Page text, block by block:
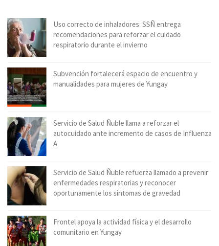
Uso correcto de inhaladores: SSÑ entrega
recomendaciones para reforzar el cuidado
respiratorio durante el invierno
Subvención fortalecerá espacio de encuentro y
manualidades para mujeres de Yungay
Servicio de Salud Ñuble llama a reforzar el
autocuidado ante incremento de casos de Influenza
A
Servicio de Salud Ñuble refuerza llamado a prevenir
enfermedades respiratorias y reconocer
oportunamente los síntomas de gravedad
Frontel apoya la actividad física y el desarrollo
comunitario en Yungay